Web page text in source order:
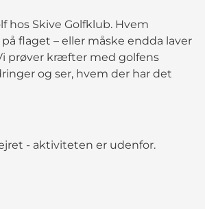
hos Skive Golfklub. Hvem
flaget – eller måske endda laver
prøver kræfter med golfens
og ser, hvem der har det
- aktiviteten er udenfor.